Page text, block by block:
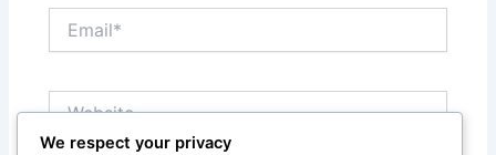
We respect your privacy